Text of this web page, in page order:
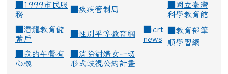
■1999市民服
務
疾病管制局
國立臺灣
科學教育館
潛龍教育儲
蓄戶
性別平等教育網
icrt
news
教育部筆
順學習網
我的午餐有
心機
消除對婦女一切
形式歧視公約計畫